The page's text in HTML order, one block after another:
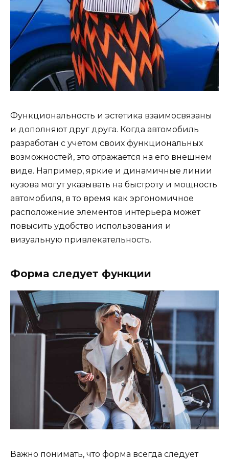
Функциональность и эстетика взаимосвязаны
и дополняют друг друга. Когда автомобиль
разработан с учетом своих функциональных
возможностей, это отражается на его внешнем
виде. Например, яркие и динамичные линии
кузова могут указывать на быстроту и мощность
автомобиля, в то время как эргономичное
расположение элементов интерьера может
повысить удобство использования и
визуальную привлекательность.
Форма следует функции
Важно понимать, что форма всегда следует